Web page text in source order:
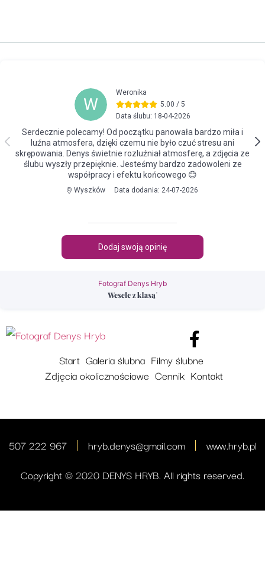
Fotograf Denys Hryb
Start Galeria ślubna Filmy ślubne
Zdjęcia okolicznościowe Cennik Kontakt
Copyright © 2020 DENYS HRYB. All rights reserved.
507 222 967 hryb.denys@gmail.com www.hryb.pl